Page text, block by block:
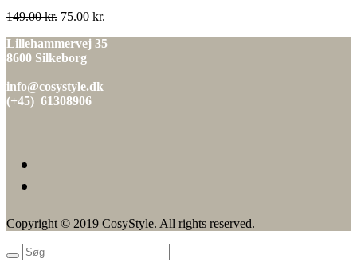
149.00kr. Den
pris
var:
75.00 kr.
pris
Lillehammervej 35
8600 Silkeborg
info@cosystyle.dk
(+45) 61308906
Copyright © 2019 CosyStyle. All rights reserved.